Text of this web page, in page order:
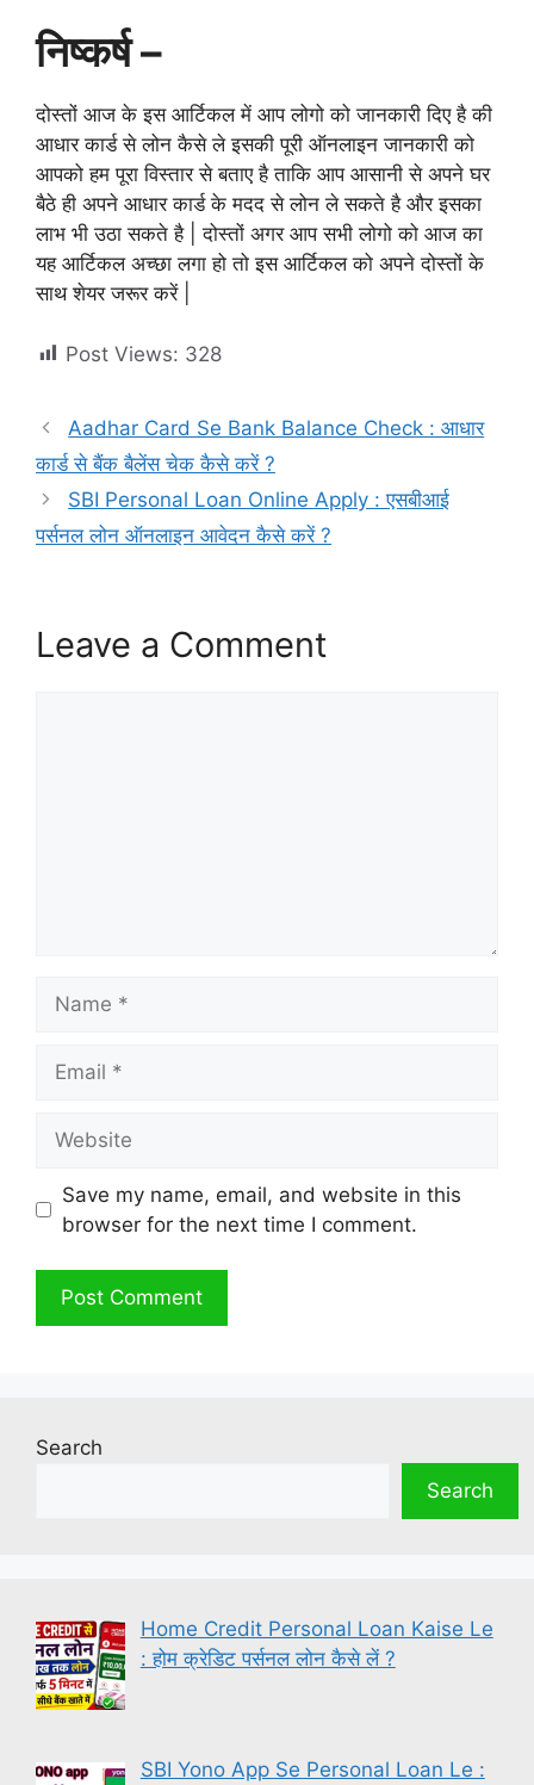
निष्कर्ष –
दोस्तों आज के इस आर्टिकल में आप लोगो को जानकारी दिए है की
आधार कार्ड से लोन कैसे ले इसकी पूरी ऑनलाइन जानकारी को
आपको हम पूरा विस्तार से बताए है ताकि आप आसानी से अपने घर
बैठे ही अपने आधार कार्ड के मदद से लोन ले सकते है और इसका
लाभ भी उठा सकते है | दोस्तों अगर आप सभी लोगो को आज का
यह आर्टिकल अच्छा लगा हो तो इस आर्टिकल को अपने दोस्तों के
साथ शेयर जरूर करें |
Post Views: 328
Aadhar Card Se Bank Balance Check : आधार
कार्ड से बैंक बैलेंस चेक कैसे करें ?
SBI Personal Loan Online Apply : एसबीआई
पर्सनल लोन ऑनलाइन आवेदन कैसे करें ?
Leave a Comment
Save my name, email, and website in this
browser for the next time I comment.
Search
Search
Home Credit Personal Loan Kaise Le
: होम क्रेडिट पर्सनल लोन कैसे लें ?
SBI Yono App Se Personal Loan Le :